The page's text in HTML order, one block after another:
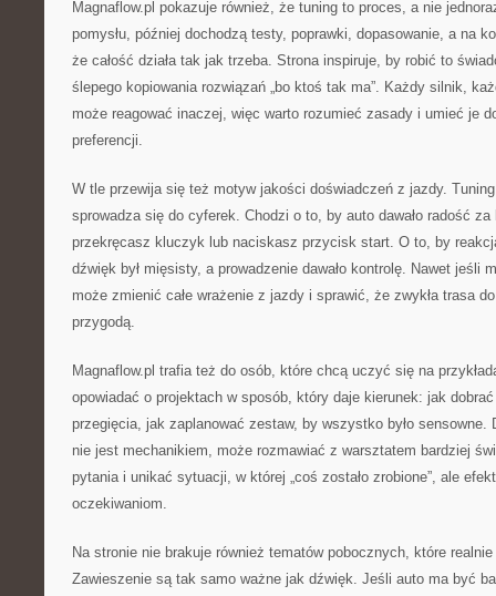
Magnaflow.pl pokazuje również, że tuning to proces, a nie
pomysłu, później dochodzą testy, poprawki, dopasowanie, a na
że całość działa tak jak trzeba. Strona inspiruje, by robić to
ślepego kopiowania rozwiązań „bo ktoś tak ma”. Każdy silnik,
może reagować inaczej, więc warto rozumieć zasady i umieć je
preferencji.
W tle przewija się też motyw jakości doświadczeń z jazdy.
sprowadza się do cyferek. Chodzi o to, by auto dawało radość
przekręcasz kluczyk lub naciskasz przycisk start. O to, by
dźwięk był mięsisty, a prowadzenie dawało kontrolę. Nawet jeśli
może zmienić całe wrażenie z jazdy i sprawić, że zwykła trasa
przygodą.
Magnaflow.pl trafia też do osób, które chcą uczyć się na
opowiadać o projektach w sposób, który daje kierunek: jak
przegięcia, jak zaplanować zestaw, by wszystko było
nie jest mechanikiem, może rozmawiać z warsztatem bardziej
pytania i unikać sytuacji, w której „coś zostało zrobione”, ale
oczekiwaniom.
Na stronie nie brakuje również tematów pobocznych, które realnie
Zawieszenie są tak samo ważne jak dźwięk. Jeśli auto ma być